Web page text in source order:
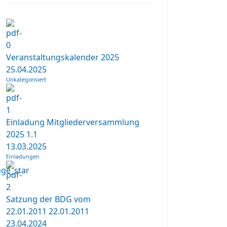
Veranstaltungskalender 2025
25.04.2025
Unkategorisiert
Einladung Mitgliederversammlung
2025 1.1
13.03.2025
Einladungen
Satzung der BDG vom
22.01.2011 22.01.2011
23.04.2024